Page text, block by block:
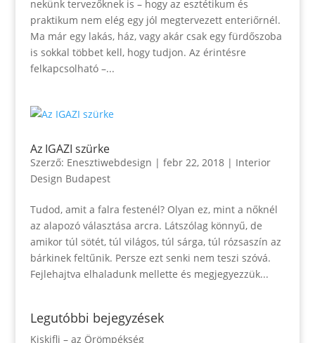
nekünk tervezőknek is – hogy az esztétikum és
praktikum nem elég egy jól megtervezett enteriőrnél.
Ma már egy lakás, ház, vagy akár csak egy fürdőszoba
is sokkal többet kell, hogy tudjon. Az érintésre
felkapcsolható –...
Az IGAZI szürke
Szerző: Enesztiwebdesign | febr 22, 2018| Interior
Design Budapest
Tudod, amit a falra festenél? Olyan ez, mint a nőknél
az alapozó választása arcra. Látszólag könnyű, de
amikor túl sötét, túl világos, túl sárga, túl rózsaszín az
bárkinek feltűnik. Persze ezt senki nem teszi szóvá.
Fejlehajtva elhaladunk mellette és megjegyezzük...
Legutóbbi bejegyzések
Kiskifli – az Örömpékség